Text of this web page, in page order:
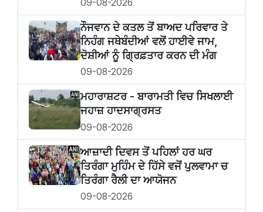
09-08-2026
ਨੌਜਵਾਨ ਦੇ ਕਤਲ ਤੋਂ ਬਾਅਦ ਪਰਿਵਾਰ ਤੇ
ਨਿਹੰਗ ਜਥੇਬੰਦੀਆਂ ਵਲੋਂ ਹਾਈਵੇ ਜਾਮ,
ਦੋਸ਼ੀਆਂ ਨੂੰ ਗ੍ਰਿਫ਼ਤਾਰ ਕਰਨ ਦੀ ਮੰਗ
09-08-2026
ਮਹਾਰਾਸ਼ਟਰ - ਬਾਰਾਮਤੀ ਵਿਚ ਸਿਖਲਾਈ
ਜਹਾਜ਼ ਹਾਦਸਾਗ੍ਰਸਤ
09-08-2026
ਆਜ਼ਾਦੀ ਦਿਵਸ ਤੋਂ ਪਹਿਲਾਂ ਹਰ ਘਰ
ਤਿਰੰਗਾ ਮੁਹਿੰਮ ਦੇ ਹਿੱਸੇ ਵਜੋਂ ਪੁਲਵਾਮਾ ਚ
ਤਿਰੰਗਾ ਰੈਲੀ ਦਾ ਆਯੋਜਨ
09-08-2026